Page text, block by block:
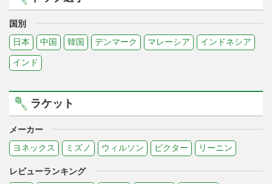
国別
日本
中国 韓国 デンマーク マレーシア インドネシア
インド
ラケット
メーカー
ヨネックス
ミズノ ウィルソン ビクター リーニン
レビューランキング